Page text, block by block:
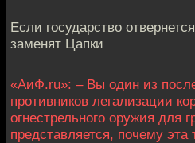
Если государство
заменят Цапки
«АиФ.ru»: – Вы один из
противников легализации
огнестрельного оружия для
представляется, почему